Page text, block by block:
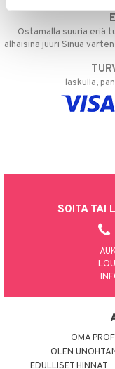
Ostamalla suuria eriä
alhaisina juuri Sinua
laskulla,
SOITA TAI
OMA
OLEN
EDULLISET HINNAT